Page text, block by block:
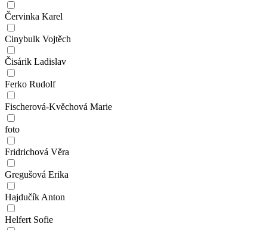
Červinka Karel
Cinybulk Vojtěch
Čisárik Ladislav
Ferko Rudolf
Fischerová-Kvěchová Marie
foto
Fridrichová Věra
Gregušová Erika
Hajdučík Anton
Helfert Sofie